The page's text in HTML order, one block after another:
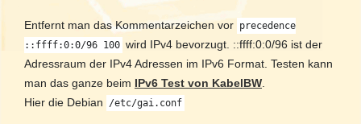
Entfernt man das Kommentarzeichen vor precedence
::ffff:0:0/96 100 wird IPv4 bevorzugt. ::ffff:0:0/96 ist der
Adressraum der IPv4 Adressen im IPv6 Format. Testen kann
man das ganze beim IPv6 Test von KabelBW
Hier die Debian
/etc/gai.conf